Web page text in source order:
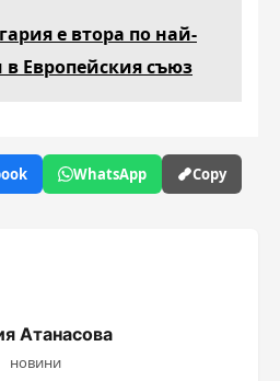
e втора по най-
Европейския съюз
WhatsApp Copy
Атанасова
новини